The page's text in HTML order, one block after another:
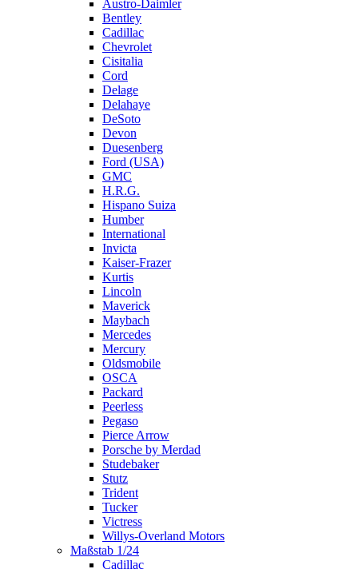
Austro-Daimler
Bentley
Cadillac
Chevrolet
Cisitalia
Cord
Delage
Delahaye
DeSoto
Devon
Duesenberg
Ford (USA)
GMC
H.R.G.
Hispano Suiza
Humber
International
Invicta
Kaiser-Frazer
Kurtis
Lincoln
Maverick
Maybach
Mercedes
Mercury
Oldsmobile
OSCA
Packard
Peerless
Pegaso
Pierce Arrow
Porsche by Merdad
Studebaker
Stutz
Trident
Tucker
Victress
Willys-Overland Motors
Maßstab 1/24
Cadillac